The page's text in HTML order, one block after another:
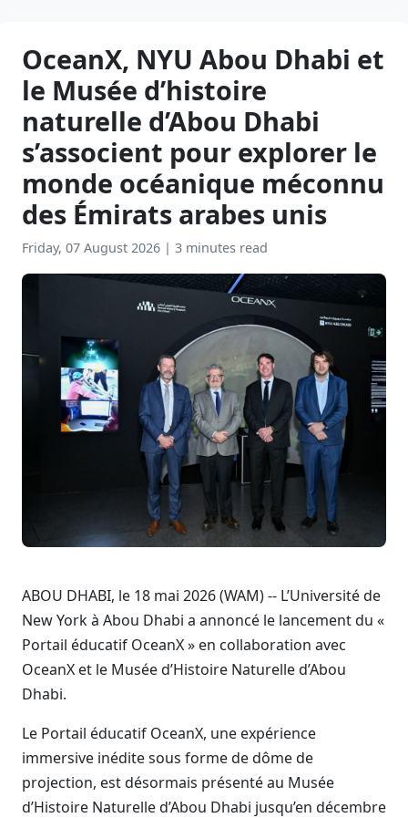
OceanX, NYU Abou Dhabi et
le Musée d’histoire
naturelle d’Abou Dhabi
s’associent pour explorer le
monde océanique méconnu
des Émirats arabes unis
Friday, 07 August 2026 | 3 minutes read
ABOU DHABI, le 18 mai 2026 (WAM) -- L’Université de
New York à Abou Dhabi a annoncé le lancement du «
Portail éducatif OceanX » en collaboration avec
OceanX et le Musée d’Histoire Naturelle d’Abou
Dhabi.
Le Portail éducatif OceanX, une expérience
immersive inédite sous forme de dôme de
projection, est désormais présenté au Musée
d’Histoire Naturelle d’Abou Dhabi jusqu’en décembre